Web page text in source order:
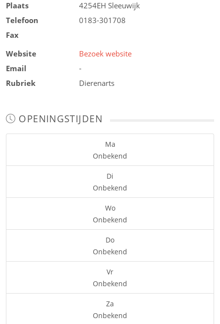
Plaats
4254EH Sleeuwijk
Telefoon
0183-301708
Fax
Website
Bezoek website
Email
-
Rubriek
Dierenarts
OPENINGSTIJDEN
Ma
Onbekend
Di
Onbekend
Wo
Onbekend
Do
Onbekend
Vr
Onbekend
Za
Onbekend